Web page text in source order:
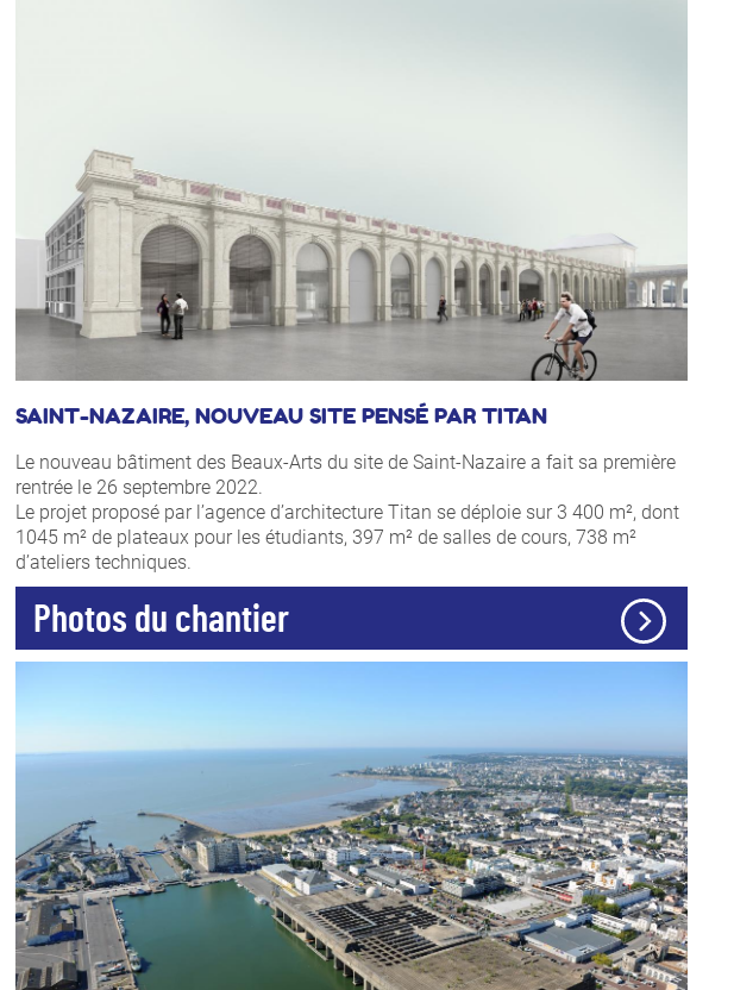
Dewar & Gicquel, Saint-Nazaire © Franck Tomps LVAN
SAINT-NAZAIRE, NOUVEAU SITE PENSÉ PAR TITAN
Le nouveau bâtiment des Beaux-Arts du site de Saint-Nazaire a fait sa première
rentrée le 26 septembre 2022.
Le projet proposé par l’agence d’architecture Titan se déploie sur 3 400 m², dont
1045 m² de plateaux pour les étudiants, 397 m² de salles de cours, 738 m²
d’ateliers techniques.
Photos du chantier